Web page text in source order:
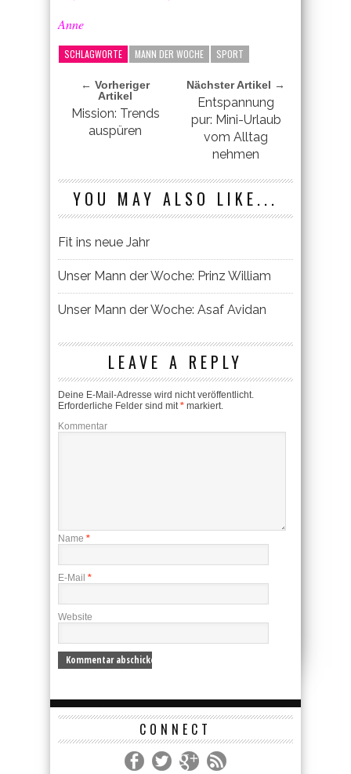
Anne
SCHLAGWORTE MANN DER WOCHE SPORT
← Vorheriger
Artikel
Mission: Trends
auspüren
Nächster Artikel →
Entspannung
pur: Mini-Urlaub
vom Alltag
nehmen
YOU MAY ALSO LIKE...
Fit ins neue Jahr
Unser Mann der Woche: Prinz William
Unser Mann der Woche: Asaf Avidan
LEAVE A REPLY
Deine E-Mail-Adresse wird nicht veröffentlicht.
Erforderliche Felder sind mit* markiert.
Kommentar
Name *
E-Mail *
Website
CONNECT